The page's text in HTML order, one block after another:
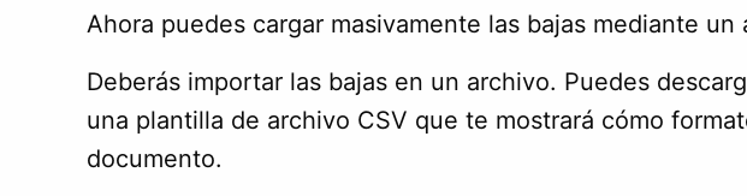
Ahora puedes cargar masivamente las bajas mediante
Deberás importar las bajas en un archivo. Puedes
una plantilla de archivo CSV que te mostrará cómo
documento.